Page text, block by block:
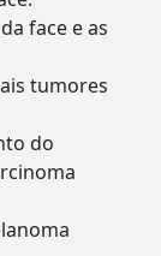
face e as
tumores
do